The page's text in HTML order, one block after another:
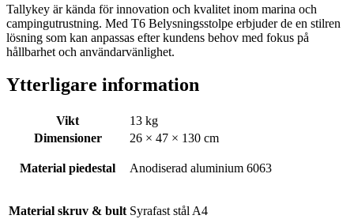
Tallykey är kända för innovation och kvalitet inom marina och
campingutrustning. Med T6 Belysningsstolpe erbjuder de en stilren
lösning som kan anpassas efter kundens behov med fokus på
hållbarhet och användarvänlighet.
Ytterligare information
Vikt
13 kg
Dimensioner
26 × 47 × 130 cm
Material piedestal Anodiserad aluminium 6063
Material skruv & bult Syrafast stål A4